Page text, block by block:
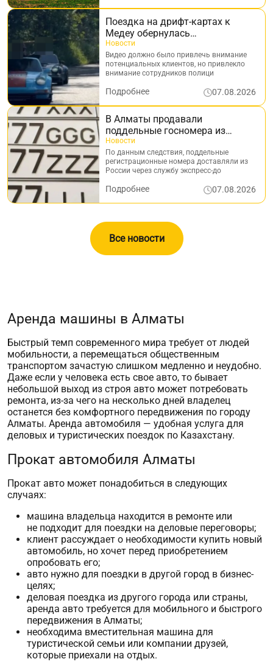
Поездка на дрифт-картах к
Медеу обернулась
штрафстоянкой
Новости
Видео должно было привлечь внимание
потенциальных клиентов, но привлекло
внимание сотрудников полици
Подробнее 07.08.2026
В Алматы продавали
поддельные госномера из
России - задержан
подозреваемый
Новости
По данным следствия, поддельные
регистрационные номера доставляли из
России через службу экспресс-до
Подробнее 07.08.2026
Все новости
Аренда машины в Алматы
Быстрый темп современного мира требует от людей
мобильности, а перемещаться общественным
транспортом зачастую слишком медленно и неудобно.
Даже если у человека есть свое авто, то бывает
небольшой выход из строя авто может потребовать
ремонта, из-за чего на несколько дней владелец
останется без комфортного передвижения по городу
Алматы. Аренда автомобиля — удобная услуга для
деловых и туристических поездок по Казахстану.
Прокат автомобиля Алматы
Прокат авто может понадобиться в следующих
случаях:
машина владельца находится в ремонте или
не подходит для поездки на деловые переговоры;
клиент рассуждает о необходимости купить новый
автомобиль, но хочет перед приобретением
опробовать его;
авто нужно для поездки в другой город в бизнес-
целях;
деловая поездка из другого города или страны,
аренда авто требуется для мобильного и быстрого
передвижения в Алматы;
необходима вместительная машина для
туристической семьи или компании друзей,
которые приехали на отдых.